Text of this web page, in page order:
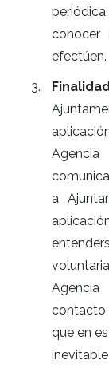
efectúen.
a
que en